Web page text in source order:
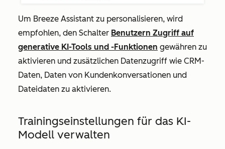
Um Breeze Assistant zu personalisieren, wird
empfohlen, den Schalter Benutzern Zugriff auf
generative KI-Tools und -Funktionen gewähren zu
aktivieren und zusätzlichen Datenzugriff wie CRM-
Daten, Daten von Kundenkonversationen und
Dateidaten zu aktivieren.
Trainingseinstellungen für das KI-
Modell verwalten